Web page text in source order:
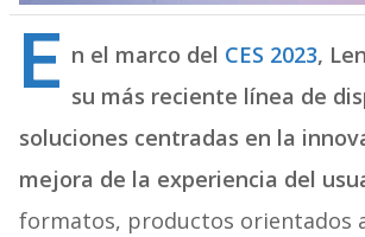
E n el marco del CES 2023,
su más reciente línea de
soluciones centradas en la
mejora de la experiencia del
formatos, productos orientados